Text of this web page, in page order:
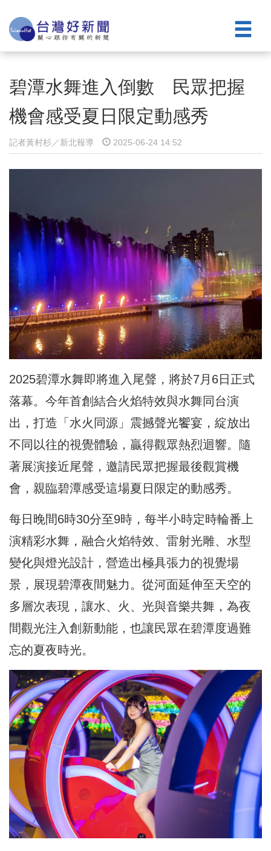
碧潭水舞進入倒數 民眾把握
機會感受夏日限定動感秀
記者黃村杉／新北報導 2025-06-24 14:52
2025碧潭水舞即將進入尾聲，將於7月6日正式
落幕。今年首創結合火焰特效與水舞同台演
出， 打造「水火同源」 震撼聲光饗宴，綻放出
不同以往的視覺體驗 ，贏得觀眾熱烈迴響。隨
著展演接近尾聲， 邀請民眾把握最後觀賞機
會，親臨碧潭感受這場夏日限定的動感秀。
每日晚間6時30分至9時，每半小時定時輪番上
演精彩水舞，融合火焰特效、雷射光雕、水型
變化與燈光設計，營造出極具張力的視覺場
景，展現碧潭夜間魅力。從河面延伸至天空的
多層次表現，讓水、火、光與音樂共舞，為夜
間觀光注入創新動能，也讓民眾在碧潭度過難
忘的夏夜時光。